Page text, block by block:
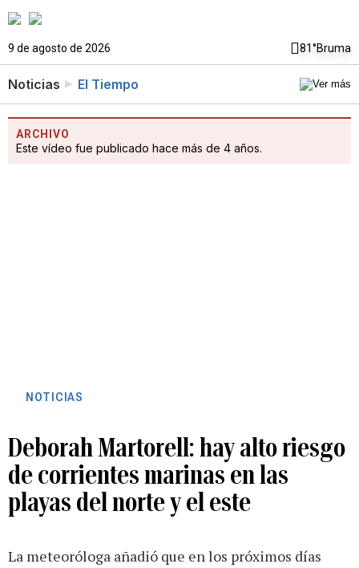
9 de agosto de 2026 81°Bruma
Noticias El Tiempo
ARCHIVO
Este vídeo fue publicado hace más de 4 años.
NOTICIAS
Deborah Martorell: hay alto riesgo
de corrientes marinas en las
playas del norte y el este
La meteoróloga añadió que en los próximos días